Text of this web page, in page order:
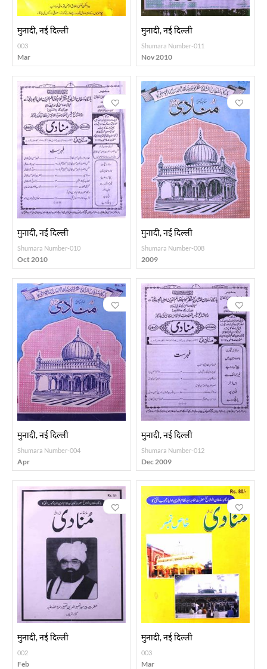
मुनादी, नई दिल्ली
003
Mar
मुनादी, नई दिल्ली
Shumara Number-011
Nov 2010
मुनादी, नई दिल्ली
Shumara Number-010
Oct 2010
मुनादी, नई दिल्ली
Shumara Number-008
2009
मुनादी, नई दिल्ली
Shumara Number-004
Apr
मुनादी, नई दिल्ली
Shumara Number-012
Dec 2009
मुनादी, नई दिल्ली
002
Feb
मुनादी, नई दिल्ली
003
Mar